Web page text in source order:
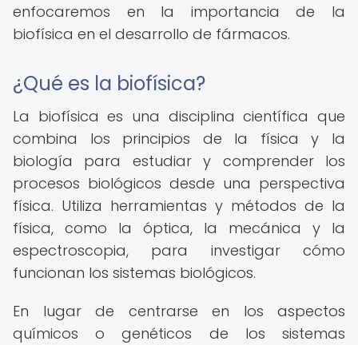
enfocaremos en la importancia de la
biofísica en el desarrollo de fármacos.
¿Qué es la biofísica?
La biofísica es una disciplina científica que
combina los principios de la física y la
biología para estudiar y comprender los
procesos biológicos desde una perspectiva
física. Utiliza herramientas y métodos de la
física, como la óptica, la mecánica y la
espectroscopia, para investigar cómo
funcionan los sistemas biológicos.
En lugar de centrarse en los aspectos
químicos o genéticos de los sistemas